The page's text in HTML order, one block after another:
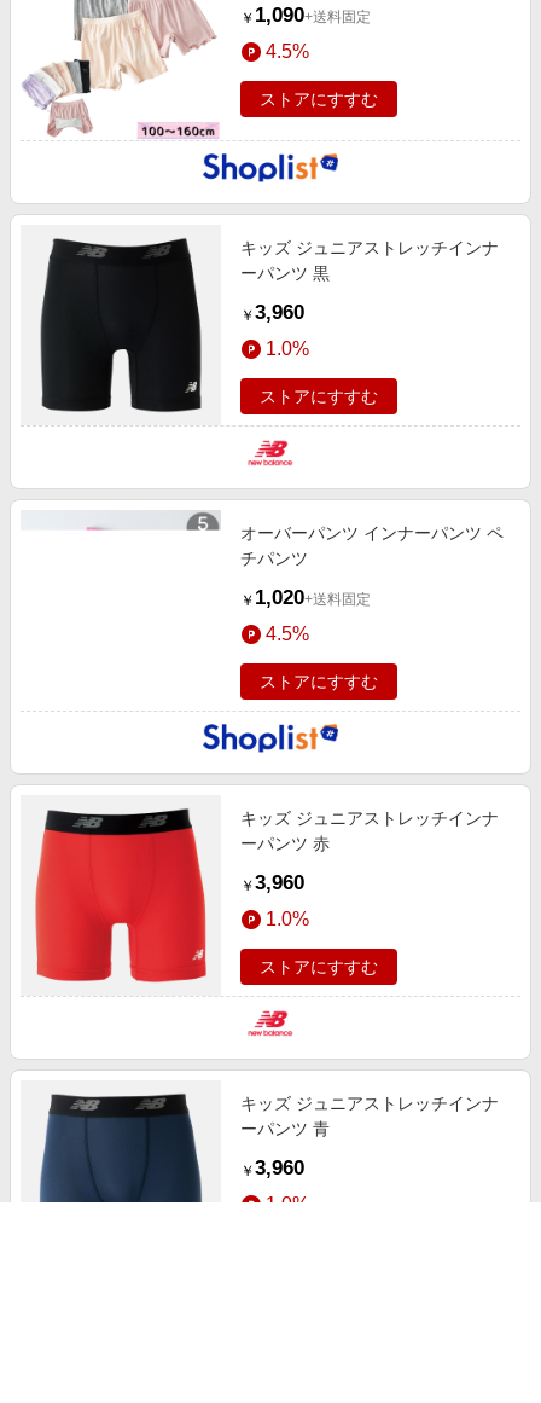
￥ 1,090+送料固定
4.5%
ストアにすすむ
キッズ ジュニアストレッチインナ
ーパンツ 黒
￥ 3,960
1.0%
ストアにすすむ
オーバーパンツ インナーパンツ ペ
チパンツ
￥ 1,020+送料固定
4.5%
ストアにすすむ
キッズ ジュニアストレッチインナ
ーパンツ 赤
￥ 3,960
1.0%
ストアにすすむ
キッズ ジュニアストレッチインナ
ーパンツ 青
￥ 3,960
1.0%